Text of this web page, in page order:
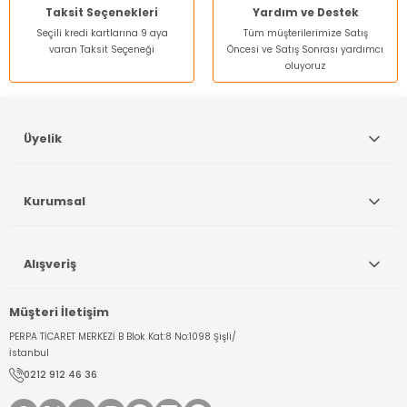
Taksit Seçenekleri
Seçili kredi kartlarına 9 aya
varan Taksit Seçeneği
Yardım ve Destek
Tüm müşterilerimize Satış
Öncesi ve Satış Sonrası yardımcı
oluyoruz
Müşteri İletişim
PERPA TİCARET MERKEZİ B Blok Kat:8 No:1098 Şişli/
İstanbul
0212 912 46 36
Üyelik
Kurumsal
Alışveriş